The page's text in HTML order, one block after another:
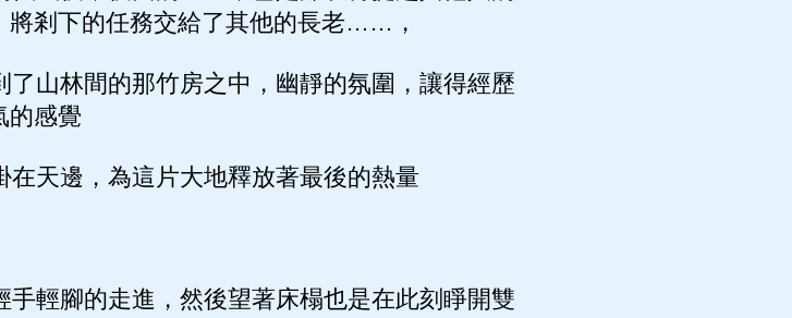
將剎下的任務交給了其他的長老……，
山林間的那竹房之中，幽靜的氛圍，讓得經歷
的感覺
天邊，為這片大地釋放著最後的熱量
輕腳的走進，然後望著床榻也是在此刻睜開雙